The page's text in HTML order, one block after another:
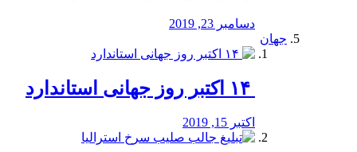
دسامبر 23, 2019
جهان
اکتبر 15, 2019